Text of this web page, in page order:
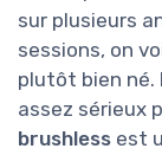
sur plusieurs
sessions, on
plutôt bien né.
assez sérieux
brushless est